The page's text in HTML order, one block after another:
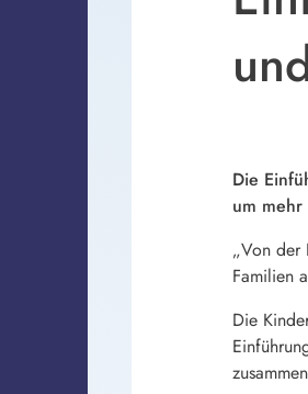
Die
um
„Von der
Familien
Die